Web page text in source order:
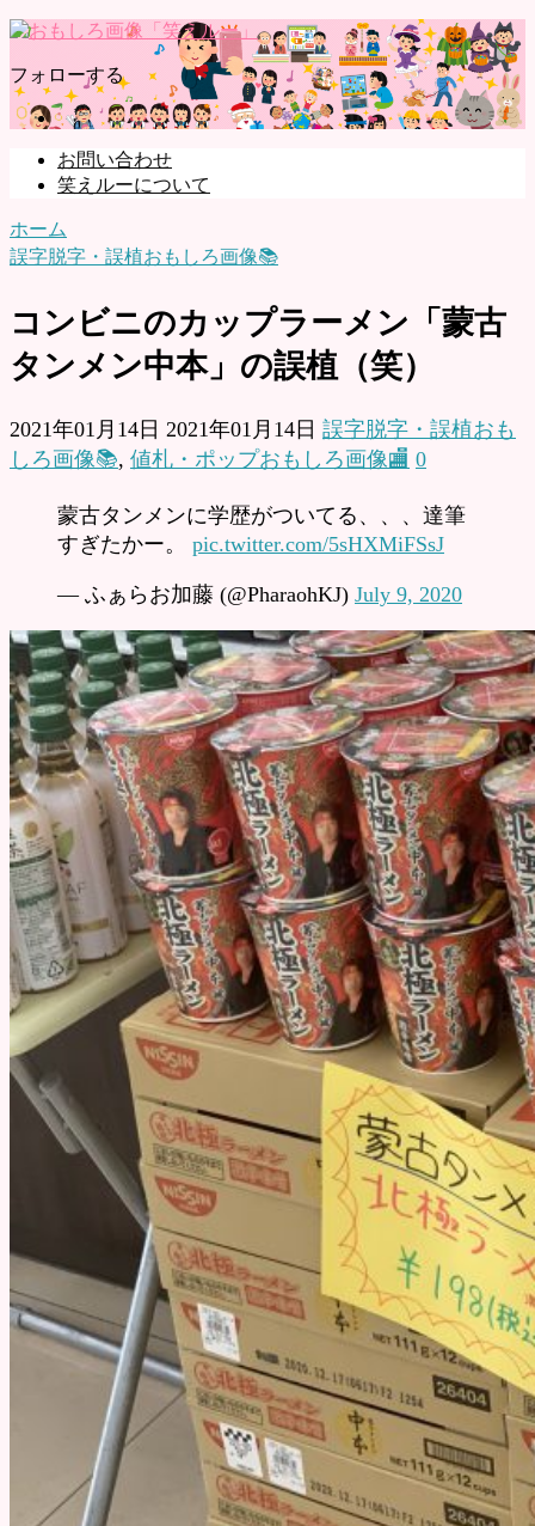
フォローする
お問い合わせ
笑えルーについて
ホーム
誤字脱字・誤植おもしろ画像📚
コンビニのカップラーメン「蒙古
タンメン中本」の誤植（笑）
2021年01月14日 2021年01月14日 誤字脱字・誤植おも
しろ画像📚, 値札・ポップおもしろ画像🏬 0
蒙古タンメンに学歴がついてる、、、達筆
すぎたかー。 pic.twitter.com/5sHXMiFSsJ
— ふぁらお加藤 (@PharaohKJ) July 9, 2020